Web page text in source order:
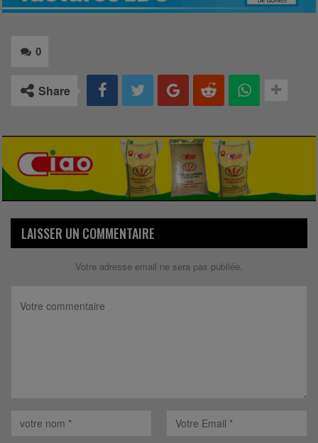
0
Share
LAISSER UN COMMENTAIRE
Votre adresse email ne sera pas publiée.